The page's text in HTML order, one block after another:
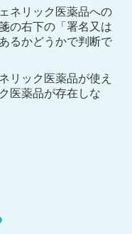
ネリック医薬品への
の右下の「署名又は
るかどうかで判断で
リック医薬品が使え
医薬品が存在しな